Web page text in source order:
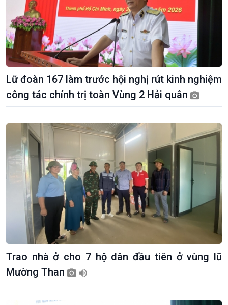
Lữ đoàn 167 làm trước hội nghị rút kinh nghiệm
công tác chính trị toàn Vùng 2 Hải quân
Trao nhà ở cho 7 hộ dân đầu tiên ở vùng lũ
Mường Than